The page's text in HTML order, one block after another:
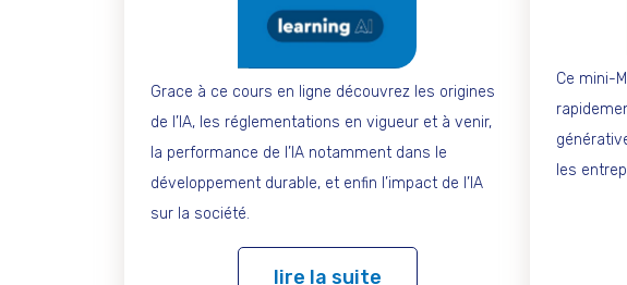
Grace à ce cours en ligne découvrez les origines
de l’IA, les réglementations en vigueur et à venir,
la performance de l’IA notamment dans le
développement durable, et enfin l’impact de l’IA
sur la société.
lire la suite
Ce mini-
les